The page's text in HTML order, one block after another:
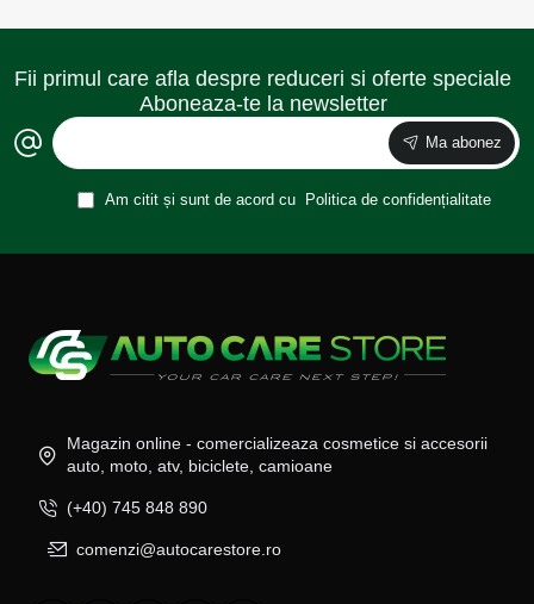
Fii primul care afla despre reduceri si oferte speciale
Aboneaza-te la newsletter
Ma abonez
Am citit și sunt de acord cu Politica de confidențialitate
Magazin online - comercializeaza cosmetice si accesorii
auto, moto, atv, biciclete, camioane
(+40) 745 848 890
comenzi@autocarestore.ro